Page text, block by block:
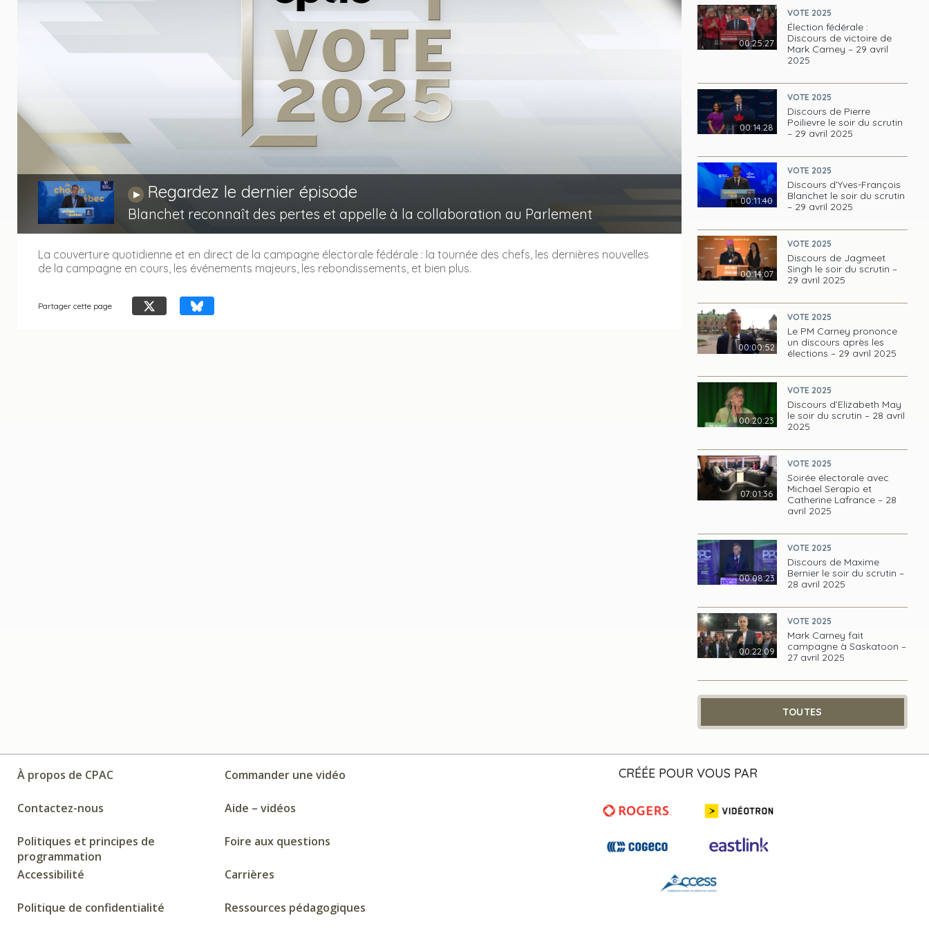
JouerRegardez le dernier épisode
Blanchet reconnaît des pertes et appelle à la collaboration au Parlement
La couverture quotidienne et en direct de la campagne électorale fédérale : la tournée des chefs, les dernières nouvelles
de la campagne en cours, les événements majeurs, les rebondissements, et bien plus.
Partager cette page
00:25:27
VOTE 2025
Élection fédérale :
Discours de victoire de
Mark Carney – 29 avril
2025
00:14:28
VOTE 2025
Discours de Pierre
Poilievre le soir du scrutin
– 29 avril 2025
00:11:40
VOTE 2025
Discours d’Yves-François
Blanchet le soir du scrutin
– 29 avril 2025
00:14:07
VOTE 2025
Discours de Jagmeet
Singh le soir du scrutin –
29 avril 2025
00:00:52
VOTE 2025
Le PM Carney prononce
un discours après les
élections – 29 avril 2025
00:20:23
VOTE 2025
Discours d’Elizabeth May
le soir du scrutin – 28 avril
2025
07:01:36
VOTE 2025
Soirée électorale avec
Michael Serapio et
Catherine Lafrance – 28
avril 2025
00:08:23
VOTE 2025
Discours de Maxime
Bernier le soir du scrutin –
28 avril 2025
00:22:09
VOTE 2025
Mark Carney fait
campagne à Saskatoon –
27 avril 2025
TOUTES
À propos de CPAC Commander une vidéo
Contactez-nous Aide – vidéos
Politiques et principes de
programmation
Foire aux questions
Accessibilité Carrières
Politique de confidentialité Ressources pédagogiques
CRÉÉE POUR VOUS PAR